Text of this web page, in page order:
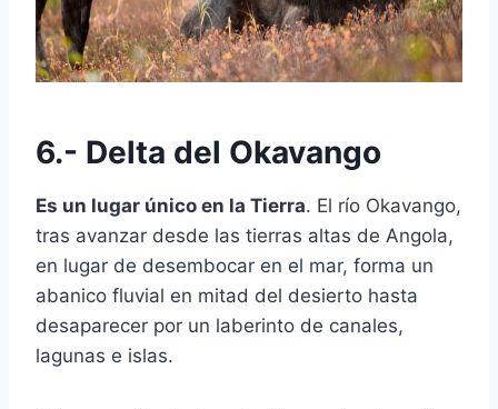
6.- Delta del Okavango
Es un lugar único en la Tierra. El río Okavango,
tras avanzar desde las tierras altas de Angola,
en lugar de desembocar en el mar, forma un
abanico fluvial en mitad del desierto hasta
desaparecer por un laberinto de canales,
lagunas e islas.